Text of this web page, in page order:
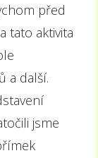
před
tato aktivita
a další.
jsme